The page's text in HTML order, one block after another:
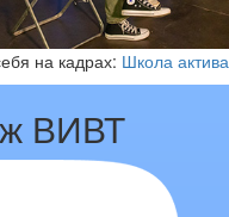
на кадрах: Школа
ВИВТ